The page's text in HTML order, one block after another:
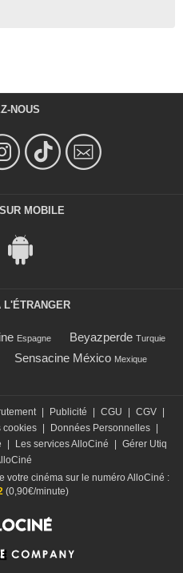
NOUS
MOBILE
L'ÉTRANGER
Espagne Beyazperde Turquie
Sensacine México Mexique
Publicité CGU CGV
cookies Données Personnelles
Les services AlloCiné
Gérer Utiq
votre cinéma sur le numéro AlloCiné :
(0,90€/minute)